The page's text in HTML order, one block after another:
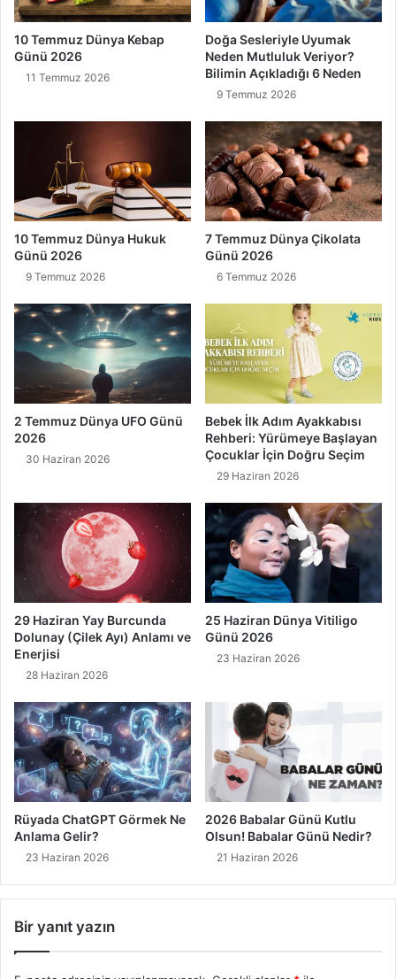
10 Temmuz Dünya Kebap
Günü 2026
11 Temmuz 2026
Doğa Sesleriyle Uyumak
Neden Mutluluk Veriyor?
Bilimin Açıkladığı 6 Neden
9 Temmuz 2026
10 Temmuz Dünya Hukuk
Günü 2026
9 Temmuz 2026
7 Temmuz Dünya Çikolata
Günü 2026
6 Temmuz 2026
2 Temmuz Dünya UFO Günü
2026
30 Haziran 2026
Bebek İlk Adım Ayakkabısı
Rehberi: Yürümeye Başlayan
Çocuklar İçin Doğru Seçim
29 Haziran 2026
29 Haziran Yay Burcunda
Dolunay (Çilek Ayı) Anlamı ve
Enerjisi
28 Haziran 2026
25 Haziran Dünya Vitiligo
Günü 2026
23 Haziran 2026
Rüyada ChatGPT Görmek Ne
Anlama Gelir?
23 Haziran 2026
2026 Babalar Günü Kutlu
Olsun! Babalar Günü Nedir?
21 Haziran 2026
Bir yanıt yazın